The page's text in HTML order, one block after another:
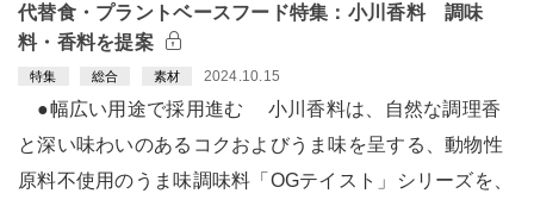
代替食・プラントベースフード特集：小川香料 調味
料・香料を提案
特集 総合 素材 2024.10.15
●幅広い用途で採用進む 小川香料は、自然な調理香
と深い味わいのあるコクおよびうま味を呈する、動物性
原料不使用のうま味調味料「OGテイスト」シリーズを、